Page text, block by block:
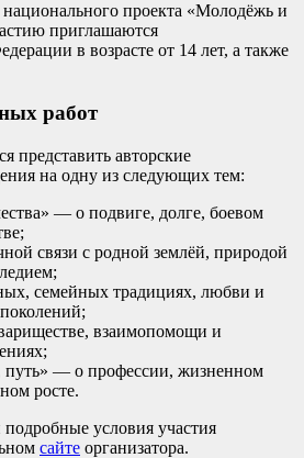
национального проекта «Молодёжь и
приглашаются
в возрасте от 14 лет, а также
работ
представить авторские
на одну из следующих тем:
— о подвиге, долге, боевом
связи с родной землёй, природой
семейных традициях, любви и
взаимопомощи и
путь» — о профессии, жизненном
росте.
условия участия
сайте организатора.